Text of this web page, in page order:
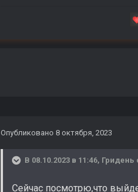
Опубликовано 8 октября, 2023
В 08.10.2023 в 11:46, Гридень
Сейчас посмотрю,что